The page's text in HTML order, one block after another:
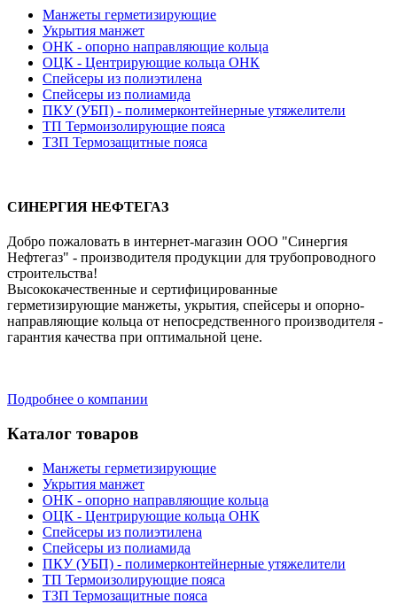
Манжеты герметизирующие
Укрытия манжет
ОНК - опорно направляющие кольца
ОЦК - Центрирующие кольца ОНК
Спейсеры из полиэтилена
Спейсеры из полиамида
ПКУ (УБП) - полимерконтейнерные утяжелители
ТП Термоизолирующие пояса
ТЗП Термозащитные пояса
СИНЕРГИЯ НЕФТЕГАЗ
Добро пожаловать в интернет-магазин ООО "Синергия
Нефтегаз" - производителя продукции для трубопроводного
строительства!
Высококачественные и сертифицированные
герметизирующие манжеты, укрытия, спейсеры и опорно-
направляющие кольца от непосредственного производителя -
гарантия качества при оптимальной цене.
Подробнее о компании
Каталог товаров
Манжеты герметизирующие
Укрытия манжет
ОНК - опорно направляющие кольца
ОЦК - Центрирующие кольца ОНК
Спейсеры из полиэтилена
Спейсеры из полиамида
ПКУ (УБП) - полимерконтейнерные утяжелители
ТП Термоизолирующие пояса
ТЗП Термозащитные пояса